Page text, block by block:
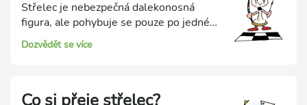
Střelec je nebezpečná dalekonosná
figura, ale pohybuje se pouze po jedné
barvě polí. Střelec se pohybuje šikmo
po diagonálách o libovolný počet polí.
se pohybuje pouze po jedné barvě polí.
Dozvědět se více
Co si přeje střelec?